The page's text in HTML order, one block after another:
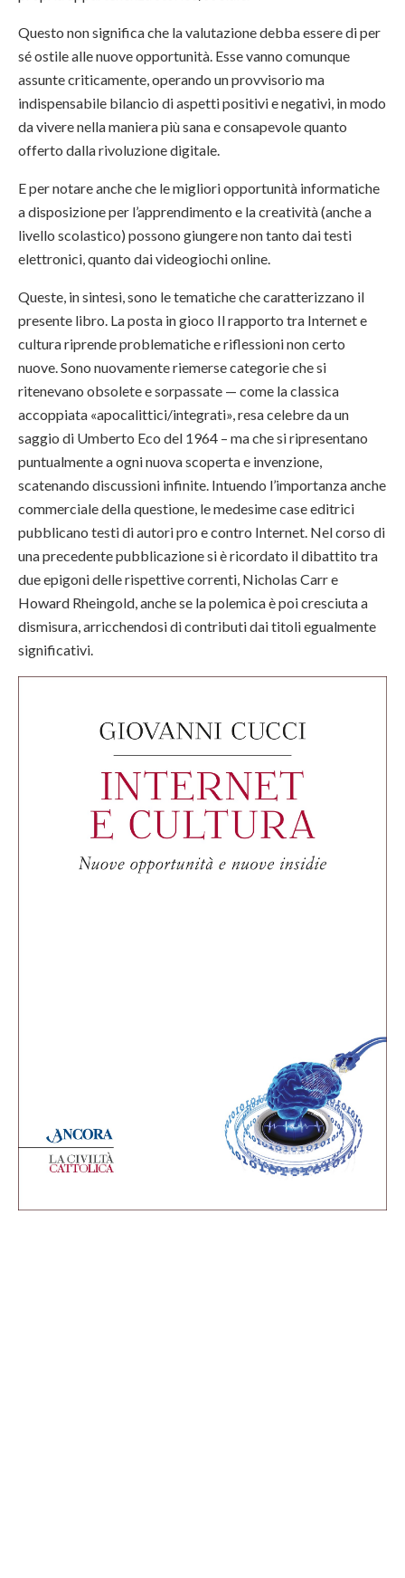
Questo non significa che la valutazione debba essere di per
sé ostile alle nuove opportunità. Esse vanno comunque
assunte criticamente, operando un provvisorio ma
indispensabile bilancio di aspetti positivi e negativi, in modo
da vivere nella maniera più sana e consapevole quanto
offerto dalla rivoluzione digitale.
E per notare anche che le migliori opportunità informatiche
a disposizione per l’apprendimento e la creatività (anche a
livello scolastico) possono giungere non tanto dai testi
elettronici, quanto dai videogiochi online.
Queste, in sintesi, sono le tematiche che caratterizzano il
presente libro. La posta in gioco Il rapporto tra Internet e
cultura riprende problematiche e riflessioni non certo
nuove. Sono nuovamente riemerse categorie che si
ritenevano obsolete e sorpassate — come la classica
accoppiata «apocalittici/integrati», resa celebre da un
saggio di Umberto Eco del 1964 – ma che si ripresentano
puntualmente a ogni nuova scoperta e invenzione,
scatenando discussioni infinite. Intuendo l’importanza anche
commerciale della questione, le medesime case editrici
pubblicano testi di autori pro e contro Internet. Nel corso di
una precedente pubblicazione si è ricordato il dibattito tra
due epigoni delle rispettive correnti, Nicholas Carr e
Howard Rheingold, anche se la polemica è poi cresciuta a
dismisura, arricchendosi di contributi dai titoli egualmente
significativi.